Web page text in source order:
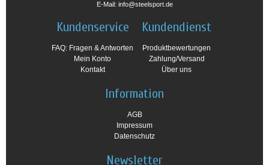
E-Mail: info@steelsport.de
Kundenservice
FAQ: Fragen & Antworten
Mein Konto
Kontakt
Kundendienst
Produktbewertungen
Zahlung/Versand
Über uns
Information
AGB
Impressum
Datenschutz
Newsletter